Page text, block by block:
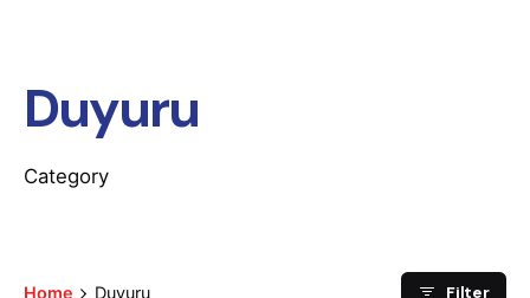
Duyuru
Category
Home Duyuru Filter